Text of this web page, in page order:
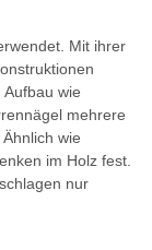
Mit ihrer
wie
mehrere
wie
im Holz fest.
nur